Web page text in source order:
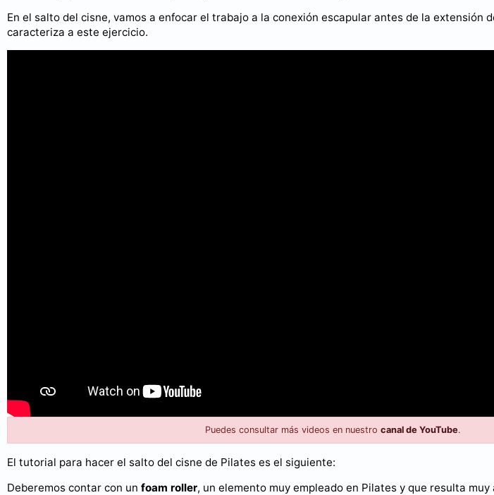
En el salto del cisne, vamos a enfocar el trabajo a la conexión escapular antes de la extensión
caracteriza a este ejercicio.
Puedes consultar más videos en nuestro canal de YouTube.
El tutorial para hacer el salto del cisne de Pilates es el siguiente:
Deberemos contar con un foam roller, un elemento muy empleado en Pilates y que resulta